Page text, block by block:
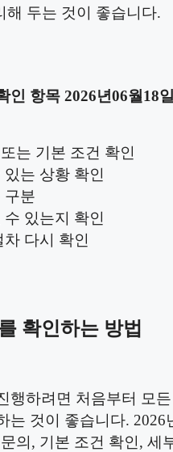
해 두는 것이 좋습니다.
인 항목 2026년06월18
는 기본 조건 확인
는 상황 확인
구분
있는지 확인
다시 확인
확인하는 방법
행하려면 처음부터 모
는 것이 좋습니다. 2026
의, 기본 조건 확인, 세